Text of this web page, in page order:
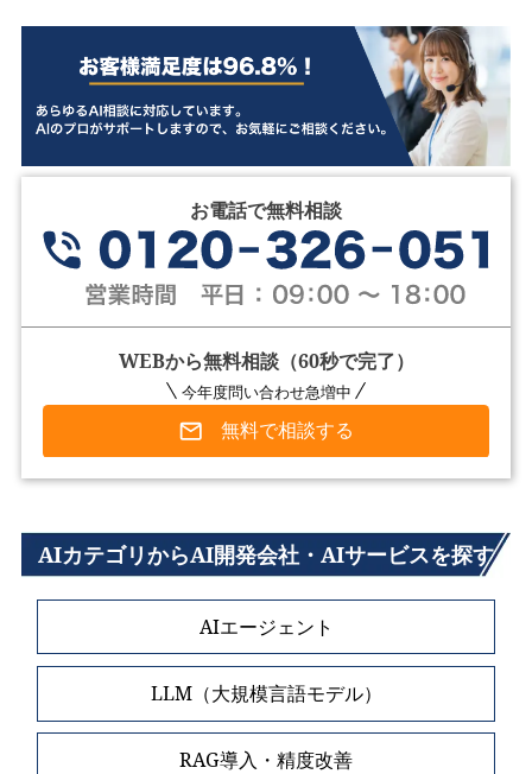
お電話で無料相談
WEBから無料相談（60秒で完了）
今年度問い合わせ急増中
無料で相談する
AIカテゴリからAI開発会社・AIサービスを探す
AIエージェント
LLM（大規模言語モデル）
RAG導入・精度改善